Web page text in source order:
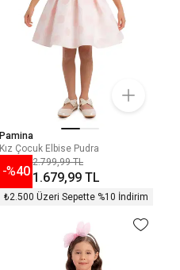
Pamina
Kız Çocuk Elbise Pudra
-%40
2.799,99 TL
1.679,99 TL
₺2.500 Üzeri Sepette %10 İndirim